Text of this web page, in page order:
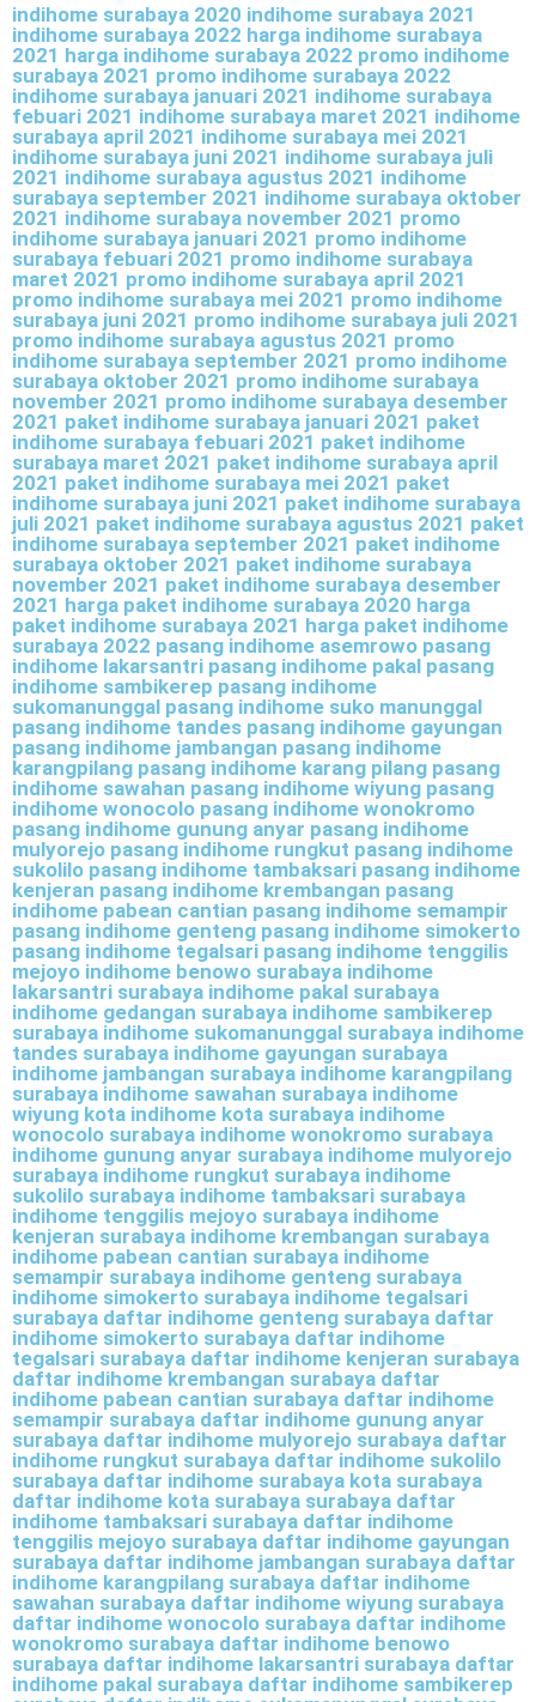
indihome surabaya 2020 indihome surabaya 2021
indihome surabaya 2022 harga indihome surabaya
2021 harga indihome surabaya 2022 promo indihome
surabaya 2021 promo indihome surabaya 2022
indihome surabaya januari 2021 indihome surabaya
febuari 2021 indihome surabaya maret 2021 indihome
surabaya april 2021 indihome surabaya mei 2021
indihome surabaya juni 2021 indihome surabaya juli
2021 indihome surabaya agustus 2021 indihome
surabaya september 2021 indihome surabaya oktober
2021 indihome surabaya november 2021 promo
indihome surabaya januari 2021 promo indihome
surabaya febuari 2021 promo indihome surabaya
maret 2021 promo indihome surabaya april 2021
promo indihome surabaya mei 2021 promo indihome
surabaya juni 2021 promo indihome surabaya juli 2021
promo indihome surabaya agustus 2021 promo
indihome surabaya september 2021 promo indihome
surabaya oktober 2021 promo indihome surabaya
november 2021 promo indihome surabaya desember
2021 paket indihome surabaya januari 2021 paket
indihome surabaya febuari 2021 paket indihome
surabaya maret 2021 paket indihome surabaya april
2021 paket indihome surabaya mei 2021 paket
indihome surabaya juni 2021 paket indihome surabaya
juli 2021 paket indihome surabaya agustus 2021 paket
indihome surabaya september 2021 paket indihome
surabaya oktober 2021 paket indihome surabaya
november 2021 paket indihome surabaya desember
2021 harga paket indihome surabaya 2020 harga
paket indihome surabaya 2021 harga paket indihome
surabaya 2022 pasang indihome asemrowo pasang
indihome lakarsantri pasang indihome pakal pasang
indihome sambikerep pasang indihome
sukomanunggal pasang indihome suko manunggal
pasang indihome tandes pasang indihome gayungan
pasang indihome jambangan pasang indihome
karangpilang pasang indihome karang pilang pasang
indihome sawahan pasang indihome wiyung pasang
indihome wonocolo pasang indihome wonokromo
pasang indihome gunung anyar pasang indihome
mulyorejo pasang indihome rungkut pasang indihome
sukolilo pasang indihome tambaksari pasang indihome
kenjeran pasang indihome krembangan pasang
indihome pabean cantian pasang indihome semampir
pasang indihome genteng pasang indihome simokerto
pasang indihome tegalsari pasang indihome tenggilis
mejoyo indihome benowo surabaya indihome
lakarsantri surabaya indihome pakal surabaya
indihome gedangan surabaya indihome sambikerep
surabaya indihome sukomanunggal surabaya indihome
tandes surabaya indihome gayungan surabaya
indihome jambangan surabaya indihome karangpilang
surabaya indihome sawahan surabaya indihome
wiyung kota indihome kota surabaya indihome
wonocolo surabaya indihome wonokromo surabaya
indihome gunung anyar surabaya indihome mulyorejo
surabaya indihome rungkut surabaya indihome
sukolilo surabaya indihome tambaksari surabaya
indihome tenggilis mejoyo surabaya indihome
kenjeran surabaya indihome krembangan surabaya
indihome pabean cantian surabaya indihome
semampir surabaya indihome genteng surabaya
indihome simokerto surabaya indihome tegalsari
surabaya daftar indihome genteng surabaya daftar
indihome simokerto surabaya daftar indihome
tegalsari surabaya daftar indihome kenjeran surabaya
daftar indihome krembangan surabaya daftar
indihome pabean cantian surabaya daftar indihome
semampir surabaya daftar indihome gunung anyar
surabaya daftar indihome mulyorejo surabaya daftar
indihome rungkut surabaya daftar indihome sukolilo
surabaya daftar indihome surabaya kota surabaya
daftar indihome kota surabaya surabaya daftar
indihome tambaksari surabaya daftar indihome
tenggilis mejoyo surabaya daftar indihome gayungan
surabaya daftar indihome jambangan surabaya daftar
indihome karangpilang surabaya daftar indihome
sawahan surabaya daftar indihome wiyung surabaya
daftar indihome wonocolo surabaya daftar indihome
wonokromo surabaya daftar indihome benowo
surabaya daftar indihome lakarsantri surabaya daftar
indihome pakal surabaya daftar indihome sambikerep